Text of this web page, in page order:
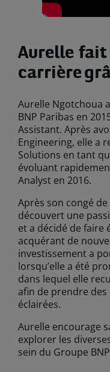
Aurelle fait
carrière
Aurelle Ngotchoua
BNP Paribas en
Assistant. Après
Engineering, elle a
Solutions en tant
évoluant
Analyst en 2016.
Après son congé
découvert une
et a décidé de faire
acquérant de
investissement a
lorsqu’elle a été
dans lequel elle
afin de prendre
éclairées.
Aurelle encourage
explorer les
sein du Groupe